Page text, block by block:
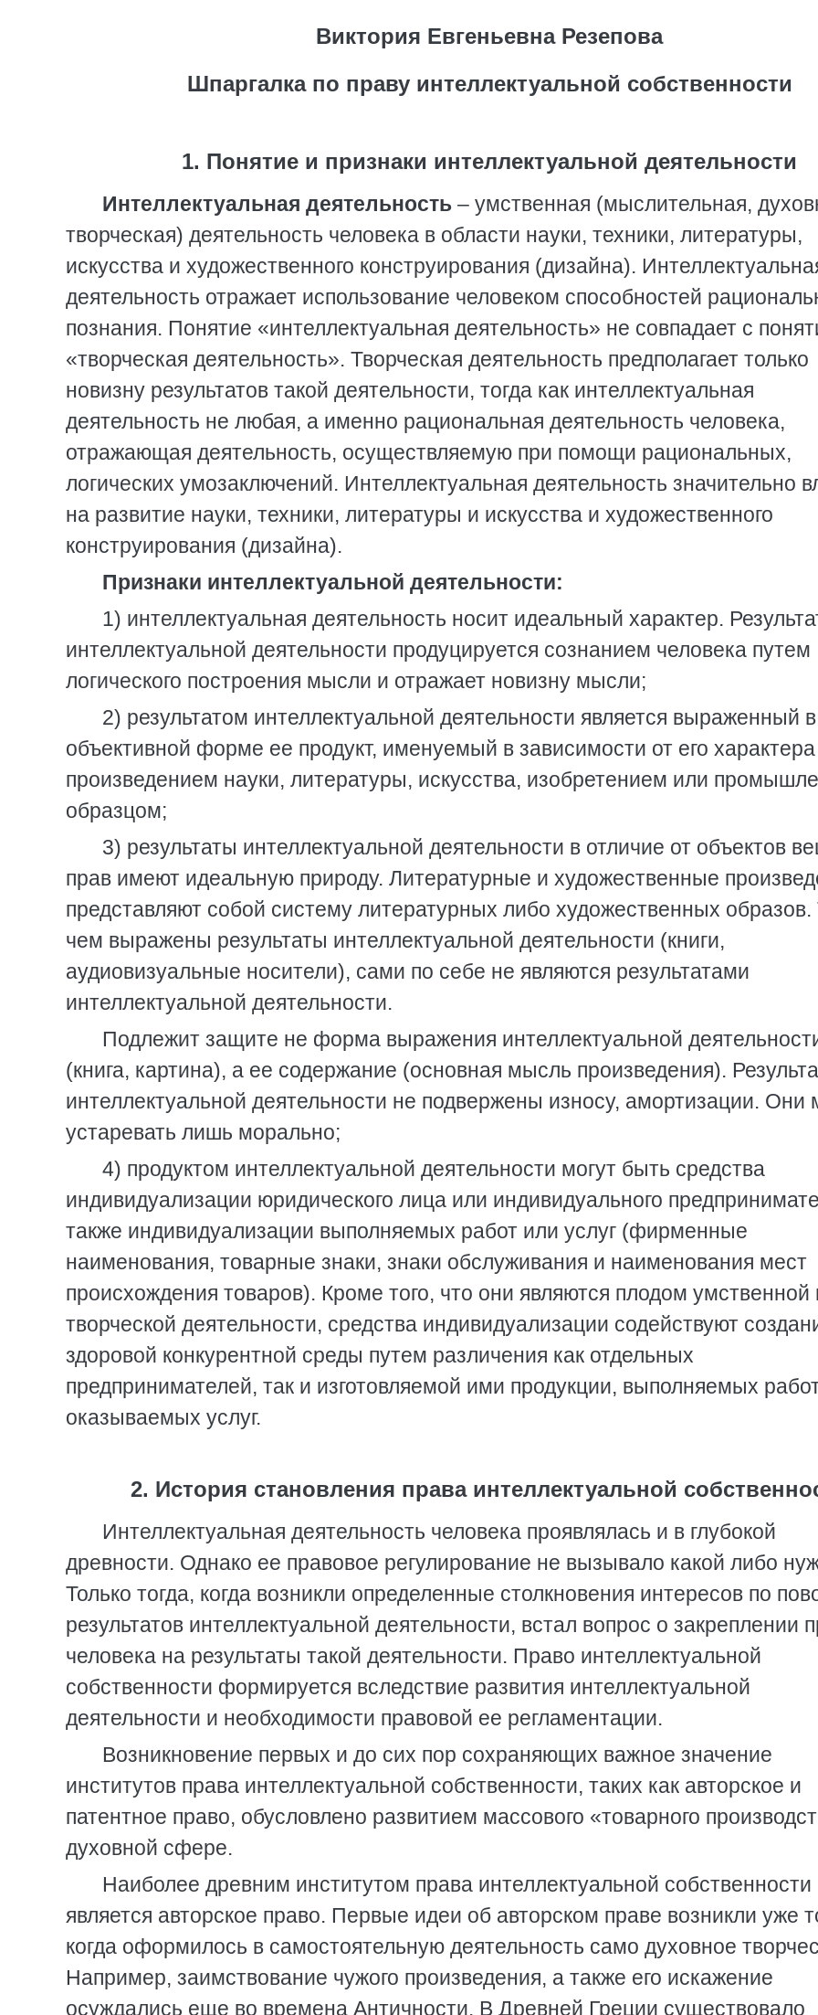
Виктория Евгеньевна Резепова
Шпаргалка по праву интеллектуальной собственности
1. Понятие и признаки интеллектуальной деятельности
Интеллектуальная деятельность – умственная (мыслительная,
творческая) деятельность человека в области науки, техники, литературы,
искусства и художественного конструирования (дизайна).
деятельность отражает использование человеком способностей
познания. Понятие «интеллектуальная деятельность» не совпадает с
«творческая деятельность». Творческая деятельность предполагает только
новизну результатов такой деятельности, тогда как интеллектуальная
деятельность не любая, а именно рациональная деятельность человека,
отражающая деятельность, осуществляемую при помощи рациональных,
логических умозаключений. Интеллектуальная деятельность значительно
на развитие науки, техники, литературы и искусства и художественного
конструирования (дизайна).
Признаки интеллектуальной деятельности:
1) интеллектуальная деятельность носит идеальный характер.
интеллектуальной деятельности продуцируется сознанием человека путем
логического построения мысли и отражает новизну мысли;
2) результатом интеллектуальной деятельности является выраженный в
объективной форме ее продукт, именуемый в зависимости от его характера
произведением науки, литературы, искусства, изобретением или
образцом;
3) результаты интеллектуальной деятельности в отличие от объектов
прав имеют идеальную природу. Литературные и художественные
представляют собой систему литературных либо художественных образов.
чем выражены результаты интеллектуальной деятельности (книги,
аудиовизуальные носители), сами по себе не являются результатами
интеллектуальной деятельности.
Подлежит защите не форма выражения интеллектуальной
(книга, картина), а ее содержание (основная мысль произведения).
интеллектуальной деятельности не подвержены износу, амортизации. Они
устаревать лишь морально;
4) продуктом интеллектуальной деятельности могут быть средства
индивидуализации юридического лица или индивидуального
также индивидуализации выполняемых работ или услуг (фирменные
наименования, товарные знаки, знаки обслуживания и наименования мест
происхождения товаров). Кроме того, что они являются плодом умственной
творческой деятельности, средства индивидуализации содействуют
здоровой конкурентной среды путем различения как отдельных
предпринимателей, так и изготовляемой ими продукции, выполняемых
оказываемых услуг.
2. История становления права интеллектуальной
Интеллектуальная деятельность человека проявлялась и в глубокой
древности. Однако ее правовое регулирование не вызывало какой либо
Только тогда, когда возникли определенные столкновения интересов по
результатов интеллектуальной деятельности, встал вопрос о закреплении
человека на результаты такой деятельности. Право интеллектуальной
собственности формируется вследствие развития интеллектуальной
деятельности и необходимости правовой ее регламентации.
Возникновение первых и до сих пор сохраняющих важное значение
институтов права интеллектуальной собственности, таких как авторское и
патентное право, обусловлено развитием массового «товарного
духовной сфере.
Наиболее древним институтом права интеллектуальной собственности
является авторское право. Первые идеи об авторском праве возникли уже
когда оформилось в самостоятельную деятельность само духовное
Например, заимствование чужого произведения, а также его искажение
осуждались еще во времена Античности. В Древней Греции существовало